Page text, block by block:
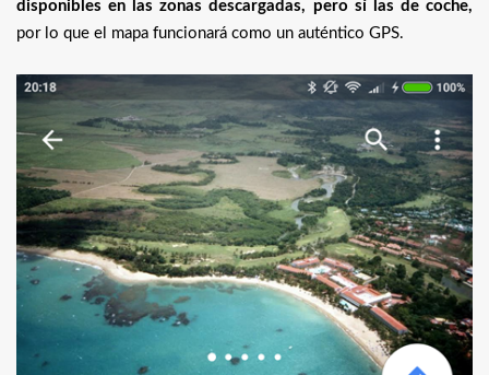
disponibles en las zonas descargadas, pero sí las de coche,
por lo que el mapa funcionará como un auténtico GPS.